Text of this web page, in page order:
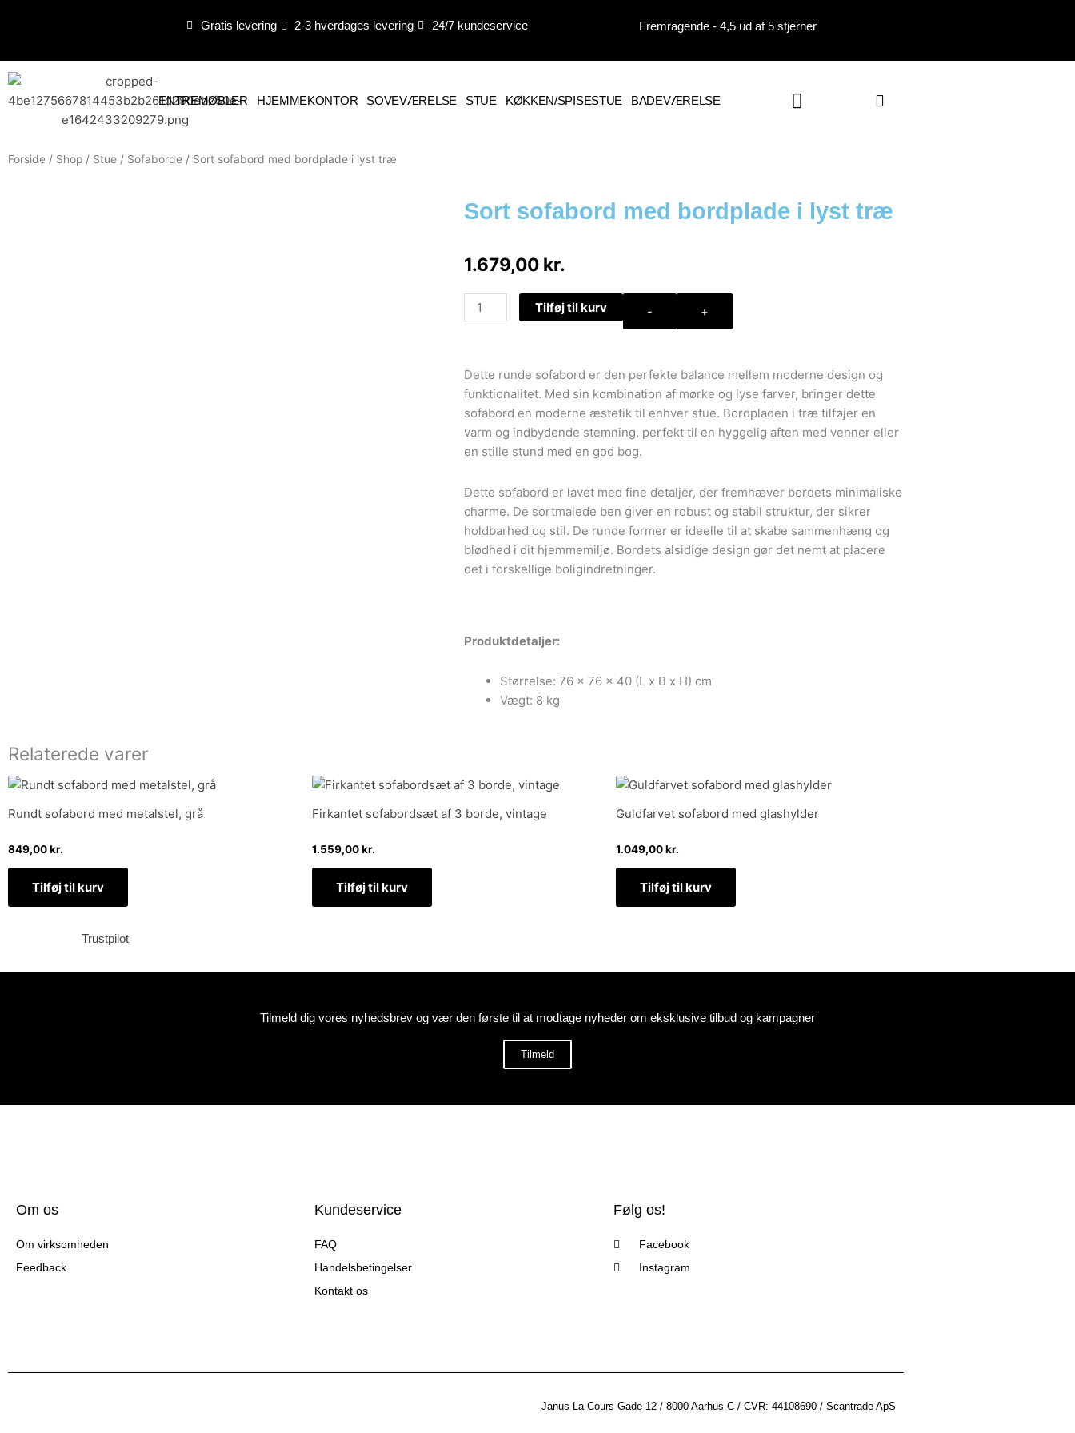
Gratis levering 2-3 hverdages levering 24/7 kundeservice Fremragende - 4,5 ud af 5 stjerner
ENTREMØBLER HJEMMEKONTOR SOVEVÆRELSE STUE KØKKEN/SPISESTUE BADEVÆRELSE Kurv
Forside / Shop / Stue / Sofaborde / Sort sofabord med bordplade i lyst træ
Sort sofabord med bordplade i lyst træ
1.679,00 kr.
-
Sort
sofabord
i
lyst
træ
antal
+
Tilføj til kurv
Dette runde sofabord er den perfekte balance mellem moderne design og
funktionalitet. Med sin kombination af mørke og lyse farver, bringer dette
sofabord en moderne æstetik til enhver stue. Bordpladen i træ tilføjer en
varm og indbydende stemning, perfekt til en hyggelig aften med venner eller
en stille stund med en god bog.
Dette sofabord er lavet med fine detaljer, der fremhæver bordets minimaliske
charme. De sortmalede ben giver en robust og stabil struktur, der sikrer
holdbarhed og stil. De runde former er ideelle til at skabe sammenhæng og
blødhed i dit hjemmemiljø. Bordets alsidige design gør det nemt at placere
det i forskellige boligindretninger.
Produktdetaljer:
Størrelse: 76 x 76 x 40 (L x B x H) cm
Vægt: 8 kg
Relaterede varer
Rundt sofabord med metalstel, grå
849,00kr.
Tilføj til kurv
Firkantet sofabordsæt af 3 borde, vintage
1.559,00kr.
Tilføj til kurv
Guldfarvet sofabord med glashylder
1.049,00kr.
Tilføj til kurv
Trustpilot
Tilmeld dig vores nyhedsbrev og vær den første til at modtage nyheder om eksklusive tilbud og kampagner
Tilmeld
Om os
Om virksomheden
Feedback
Kundeservice
FAQ
Handelsbetingelser
Kontakt os
Følg os!
Facebook
Instagram
Janus La Cours Gade 12 / 8000 Aarhus C / CVR: 44108690 / Scantrade ApS